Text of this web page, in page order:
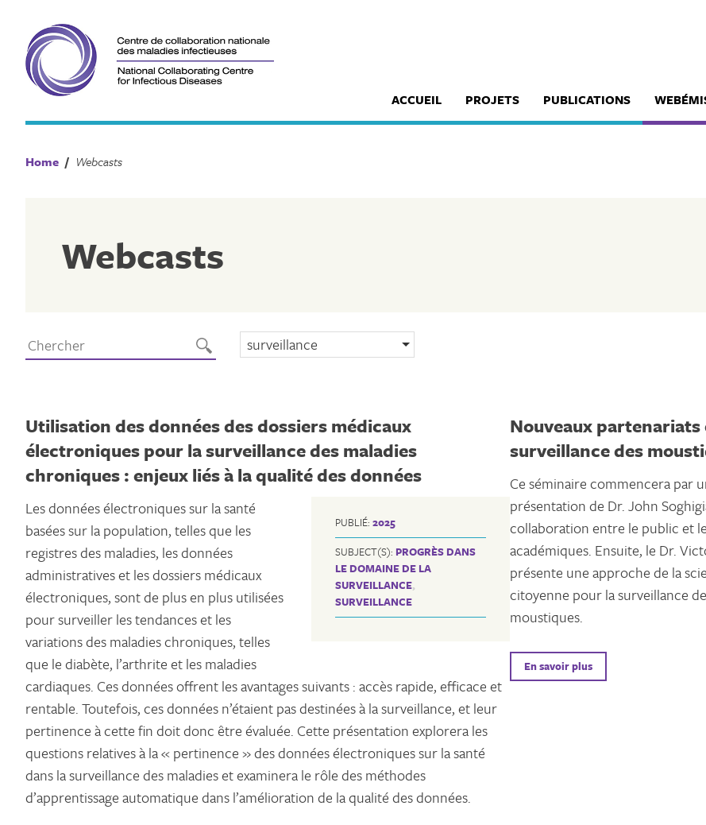
content
ACCUEIL PROJETS PUBLICATIONS
Home / Webcasts
Webcasts
surveillance
Utilisation des données des dossiers médicaux
électroniques pour la surveillance des maladies
chroniques : enjeux liés à la qualité des données
PUBLIÉ: 2025
SUBJECT(S): PROGRÈS DANS
LE DOMAINE DE LA
SURVEILLANCE,
SURVEILLANCE
Les données électroniques sur la santé
basées sur la population, telles que les
registres des maladies, les données
administratives et les dossiers médicaux
électroniques, sont de plus en plus utilisées
pour surveiller les tendances et les
variations des maladies chroniques, telles
que le diabète, l’arthrite et les maladies
cardiaques. Ces données offrent les avantages suivants : accès rapide, efficace et
rentable. Toutefois, ces données n’étaient pas destinées à la surveillance, et leur
pertinence à cette fin doit donc être évaluée. Cette présentation explorera les
questions relatives à la « pertinence » des données électroniques sur la santé
dans la surveillance des maladies et examinera le rôle des méthodes
d’apprentissage automatique dans l’amélioration de la qualité des données.
Nouveaux
surveillance des
Ce séminaire commencera par
présentation de Dr. John
collaboration entre le public et
académiques. Ensuite, le Dr.
présente une approche de la
citoyenne pour la surveillance
moustiques.
En savoir plus